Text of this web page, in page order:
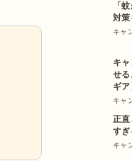
「
対
キャ
キ
せ
ギア
キャ
正
すぎ
キャ